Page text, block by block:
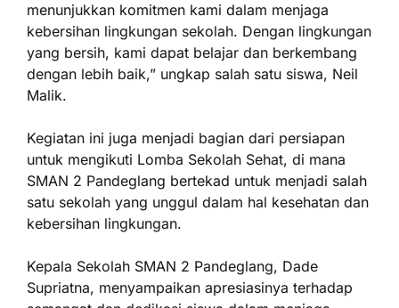
menunjukkan komitmen kami dalam menjaga
kebersihan lingkungan sekolah. Dengan lingkungan
yang bersih, kami dapat belajar dan berkembang
dengan lebih baik,” ungkap salah satu siswa, Neil
Malik.
Kegiatan ini juga menjadi bagian dari persiapan
untuk mengikuti Lomba Sekolah Sehat, di mana
SMAN 2 Pandeglang bertekad untuk menjadi salah
satu sekolah yang unggul dalam hal kesehatan dan
kebersihan lingkungan.
Kepala Sekolah SMAN 2 Pandeglang, Dade
Supriatna, menyampaikan apresiasinya terhadap